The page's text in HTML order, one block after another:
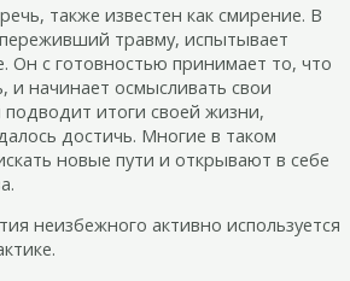
также известен как смирение. В
травму, испытывает
Он с готовностью принимает то, что
и начинает осмысливать свои
итоги своей жизни,
достичь. Многие в таком
новые пути и открывают в себе
неизбежного активно используется